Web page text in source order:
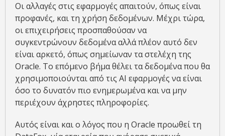
Οι αλλαγές στις εφαρμογές απαιτούν, όπως είναι
προφανές, και τη χρήση δεδομένων. Μέχρι τώρα,
οι επιχειρήσεις προσπαθούσαν να
συγκεντρώνουν δεδομένα αλλά πλέον αυτό δεν
είναι αρκετό, όπως σημείωναν τα στελέχη της
Oracle. Το επόμενο βήμα θέλει τα δεδομένα που θα
χρησιμοποιούνται από τις ΑΙ εφαρμογές να είναι
όσο το δυνατόν πιο ενημερωμένα και να μην
περιέχουν άχρηστες πληροφορίες.
Αυτός είναι και ο λόγος που η Oracle προωθεί τη